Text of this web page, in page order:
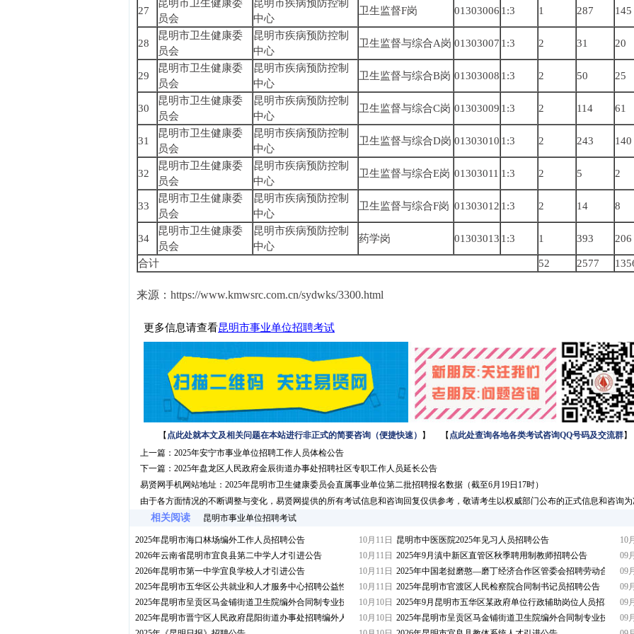
27
昆明市卫生健康委
员会
昆明市疾病预防控制
中心
卫生监督F岗 01303006 1:3 1 287 145
28
昆明市卫生健康委
员会
昆明市疾病预防控制
中心
卫生监督与综合A岗 01303007 1:3 2 31 20
29
昆明市卫生健康委
员会
昆明市疾病预防控制
中心
卫生监督与综合B岗 01303008 1:3 2 50 25
30
昆明市卫生健康委
员会
昆明市疾病预防控制
中心
卫生监督与综合C岗 01303009 1:3 2 114 61
31
昆明市卫生健康委
员会
昆明市疾病预防控制
中心
卫生监督与综合D岗 01303010 1:3 2 243 140
32
昆明市卫生健康委
员会
昆明市疾病预防控制
中心
卫生监督与综合E岗 01303011 1:3 2 5 2
33
昆明市卫生健康委
员会
昆明市疾病预防控制
中心
卫生监督与综合F岗 01303012 1:3 2 14 8
34
昆明市卫生健康委
员会
昆明市疾病预防控制
中心
药学岗 01303013 1:3 1 393 206
合计 52 2577
来源：https://www.kmwsrc.com.cn/sydwks/3300.html
更多信息请查看昆明市事业单位招聘考试
【点此处就本文及相关问题在本站进行非正式的简要咨询（便捷快速） 】 【点此处查询各地各类考试咨询QQ号码及交流群】
上一篇： 2025年安宁市事业单位招聘工作人员体检公告
下一篇： 2025年盘龙区人民政府金辰街道办事处招聘社区专职工作人员延长公告
易贤网手机网站地址： 2025年昆明市卫生健康委员会直属事业单位第二批招聘报名数据（截至6月19日17时）
由于各方面情况的不断调整与变化，易贤网提供的所有考试信息和咨询回复仅供参考，敬请考生以权威部门公布的正式信息和咨询为
相关阅读 昆明市事业单位招聘考试
2025年昆明市海口林场编外工作人员招聘公告
10月11日
2026年云南省昆明市宜良县第二中学人才引进公告
10月11日
2026年昆明市第一中学宜良学校人才引进公告
10月11日
2025年昆明市五华区公共就业和人才服务中心招聘公益性岗位人员公告
10月11日
2025年昆明市呈贡区马金铺街道卫生院编外合同制专业技术人员招聘笔试公告
10月10日
2025年昆明市晋宁区人民政府昆阳街道办事处招聘编外人员公告10月10日
昆明市中医医院2025年见习人员招聘公告
10
2025年9月滇中新区直管区秋季聘用制教师招聘公告
09
2025年中国老挝磨憨—磨丁经济合作区管委会招聘劳动合同聘09
2025年昆明市官渡区人民检察院合同制书记员招聘公告
09
2025年9月昆明市五华区某政府单位行政辅助岗位人员招聘公告
09
2025年昆明市呈贡区马金铺街道卫生院编外合同制专业技术人09